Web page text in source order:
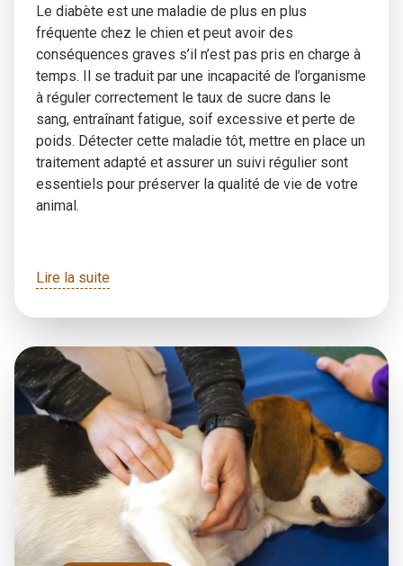
Le diabète est une maladie de plus en plus
fréquente chez le chien et peut avoir des
conséquences graves s’il n’est pas pris en charge à
temps. Il se traduit par une incapacité de l’organisme
à réguler correctement le taux de sucre dans le
sang, entraînant fatigue, soif excessive et perte de
poids. Détecter cette maladie tôt, mettre en place un
traitement adapté et assurer un suivi régulier sont
essentiels pour préserver la qualité de vie de votre
animal.
Lire la suite